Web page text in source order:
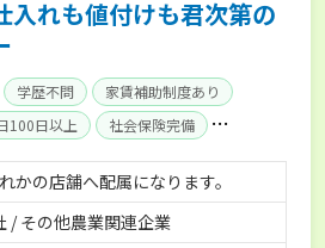
入れも値付けも君次第の
学歴不問
家賃補助制度あり
100日以上
社会保険完備
かの店舗へ配属になります。
/ その他農業関連企業